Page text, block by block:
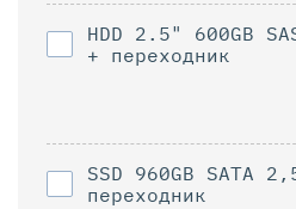
HDD 2.5" 600GB
+ переходник
SSD 960GB SAТА
переходник